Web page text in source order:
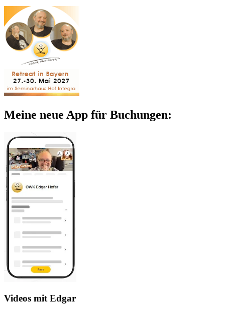
Meine neue App für Buchungen:
Videos mit Edgar